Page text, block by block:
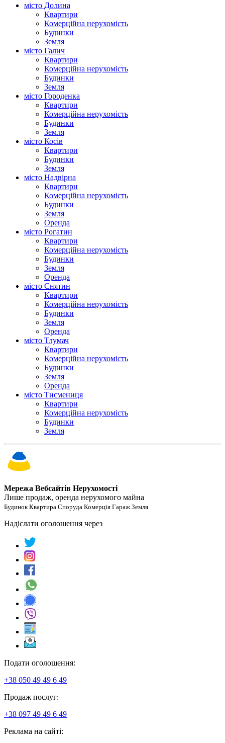
місто Долина
Квартири
Комерційна нерухомість
Будинки
Земля
місто Галич
Квартири
Комерційна нерухомість
Будинки
Земля
місто Городенка
Квартири
Комерційна нерухомість
Будинки
Земля
місто Косів
Квартири
Будинки
Земля
місто Надвірна
Квартири
Комерційна нерухомість
Будинки
Земля
Оренда
місто Рогатин
Квартири
Комерційна нерухомість
Будинки
Земля
Оренда
місто Снятин
Квартири
Комерційна нерухомість
Будинки
Земля
Оренда
місто Тлумач
Квартири
Комерційна нерухомість
Будинки
Земля
Оренда
місто Тисмениця
Квартири
Комерційна нерухомість
Будинки
Земля
Мережа Вебсайтів Нерухомості
Лише продаж, оренда нерухомого майна
Будинок Квартира Споруда Комерція Гараж Земля
Надіслати оголошення через
Подати оголошення:
+38 050 49 49 6 49
Продаж послуг:
+38 097 49 49 6 49
Реклама на сайті: